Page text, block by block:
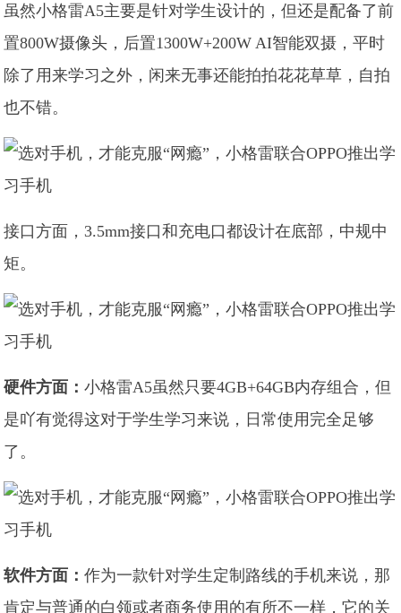
虽然小格雷A5主要是针对学生设计的，但还是配备了前
置800W摄像头，后置1300W+200W AI智能双摄，平时
除了用来学习之外，闲来无事还能拍拍花花草草，自拍
也不错。
接口方面，3.5mm接口和充电口都设计在底部，中规中
矩。
硬件方面：小格雷A5虽然只要4GB+64GB内存组合，但
是吖有觉得这对于学生学习来说，日常使用完全足够
了。
软件方面：作为一款针对学生定制路线的手机来说，那
肯定与普通的白领或者商务使用的有所不一样，它的关